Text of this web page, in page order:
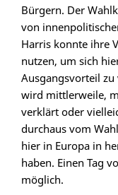
Bürgern. Der
von
Harris konnte ihre
nutzen, um sich
Ausgangsvorteil
wird mittlerweile,
verklärt oder
durchaus vom
hier in Europa in
haben. Einen Tag
möglich.